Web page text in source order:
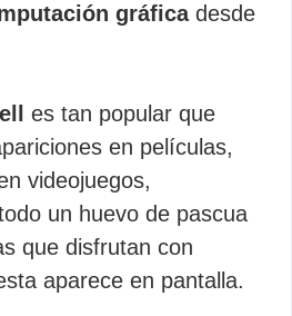
gráficadesde
es tan popular que
en películas,
videojuegos,
un huevo de pascua
que disfrutan con
aparece en pantalla.